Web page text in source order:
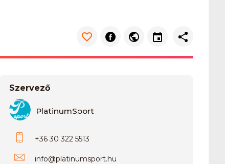
Szervező
PlatinumSport
+36 30 322 5513
info@platinumsport.hu